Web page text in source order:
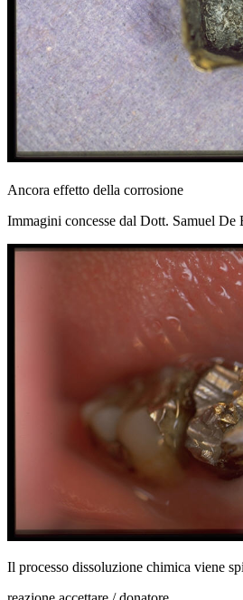
Ancora effetto della corrosione
Immagini concesse dal Dott. Samuel De
Il processo dissoluzione chimica viene